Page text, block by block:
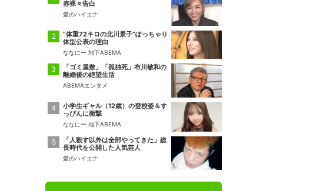
赤裸々告白
愛のハイエナ
“体重72キロの北川景子”ぽっちゃり
体型公表の理由
ななにー 地下ABEMA
「ゴミ屋敷」「孤独死」布川敏和の
離婚後の絶望生活
ABEMAエンタメ
小学生ギャル（12歳）の登校姿＆す
っぴんに衝撃
ななにー 地下ABEMA
「人殺す以外は全部やってきた」総
長時代を公開した人気芸人
愛のハイエナ